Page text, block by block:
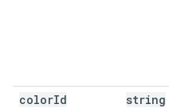
colorId string